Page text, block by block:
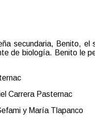
secundaria, Benito,
de biología. Benito le
Carrera Pasternac
y María Tlapanco